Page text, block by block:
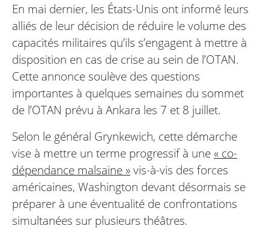
En mai dernier, les États-Unis ont informé leurs
alliés de leur décision de réduire le volume des
capacités militaires qu’ils s’engagent à mettre à
disposition en cas de crise au sein de l’OTAN.
Cette annonce soulève des questions
importantes à quelques semaines du sommet
de l’OTAN prévu à Ankara les 7 et 8 juillet.
Selon le général Grynkewich, cette démarche
vise à mettre un terme progressif à une « co-
dépendance malsaine »vis-à-vis des forces
américaines, Washington devant désormais se
préparer à une éventualité de confrontations
simultanées sur plusieurs théâtres.